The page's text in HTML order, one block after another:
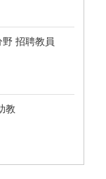
招聘教員
教